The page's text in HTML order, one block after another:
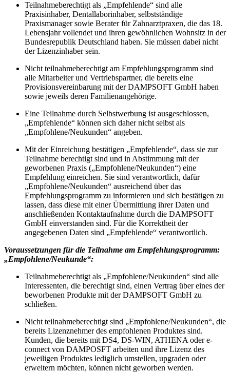
Teilnahmeberechtigt als „Empfehlende“ sind alle
Praxisinhaber, Dentallaborinhaber, selbstständige
Praxismanager sowie Berater für Zahnarztpraxen, die das 18.
Lebensjahr vollendet und ihren gewöhnlichen Wohnsitz in der
Bundesrepublik Deutschland haben. Sie müssen dabei nicht
der Lizenzinhaber sein.
Nicht teilnahmeberechtigt am Empfehlungsprogramm sind
alle Mitarbeiter und Vertriebspartner, die bereits eine
Provisionsvereinbarung mit der DAMPSOFT GmbH haben
sowie jeweils deren Familienangehörige.
Eine Teilnahme durch Selbstwerbung ist ausgeschlossen,
„Empfehlende“ können sich daher nicht selbst als
„Empfohlene/Neukunden“ angeben.
Mit der Einreichung bestätigen „Empfehlende“, dass sie zur
Teilnahme berechtigt sind und in Abstimmung mit der
geworbenen Praxis („Empfohlene/Neukunden“) eine
Empfehlung einreichen. Sie sind verantwortlich, dafür
„Empfohlene/Neukunden“ ausreichend über das
Empfehlungsprogramm zu informieren und sich bestätigen zu
lassen, dass diese mit einer Übermittlung ihrer Daten und
anschließenden Kontaktaufnahme durch die DAMPSOFT
GmbH einverstanden sind. Für die Korrektheit der
angegebenen Daten sind „Empfehlende“ verantwortlich.
Voraussetzungen für die Teilnahme am Empfehlungsprogramm:
„Empfohlene/Neukunde“:
Teilnahmeberechtigt als „Empfohlene/Neukunden“ sind alle
Interessenten, die berechtigt sind, einen Vertrag über eines der
beworbenen Produkte mit der DAMPSOFT GmbH zu
schließen.
Nicht teilnahmeberechtigt sind „Empfohlene/Neukunden“, die
bereits Lizenznehmer des empfohlenen Produktes sind.
Kunden, die bereits mit DS4, DS-WIN, ATHENA oder e-
connect von DAMPOSFT arbeiten und ihre Lizenz des
jeweiligen Produktes lediglich umstellen, upgraden oder
erweitern möchten, können nicht geworben werden.